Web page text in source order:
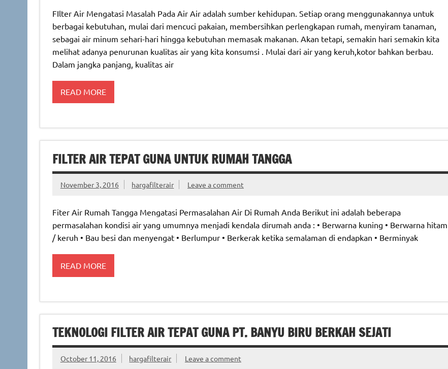
FIlter Air Mengatasi Masalah Pada Air Air adalah sumber kehidupan. Setiap orang menggunakannya untuk
berbagai kebutuhan, mulai dari mencuci pakaian, membersihkan perlengkapan rumah, menyiram tanaman,
sebagai air minum sehari-hari hingga kebutuhan memasak makanan. Akan tetapi, semakin hari semakin kita
melihat adanya penurunan kualitas air yang kita konsumsi . Mulai dari air yang keruh,kotor bahkan berbau.
Dalam jangka panjang, kualitas air
READ MORE
FILTER AIR TEPAT GUNA UNTUK RUMAH TANGGA
November 3, 2016 hargafilterair Leave a comment
Fiter Air Rumah Tangga Mengatasi Permasalahan Air Di Rumah Anda Berikut ini adalah beberapa
permasalahan kondisi air yang umumnya menjadi kendala dirumah anda : • Berwarna kuning • Berwarna hitam
/ keruh • Bau besi dan menyengat • Berlumpur • Berkerak ketika semalaman di endapkan • Berminyak
READ MORE
TEKNOLOGI FILTER AIR TEPAT GUNA PT. BANYU BIRU BERKAH SEJATI
October 11, 2016 hargafilterair Leave a comment